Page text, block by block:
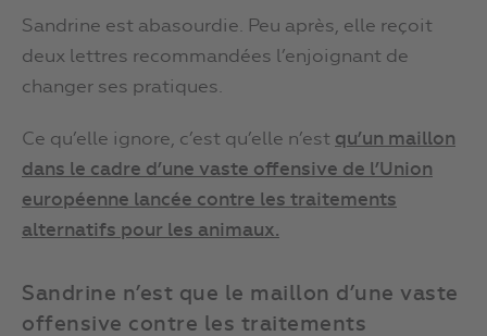
Sandrine est abasourdie. Peu après, elle reçoit
deux lettres recommandées l’enjoignant de
changer ses pratiques.
Ce qu’elle ignore, c’est qu’elle n’est qu’un maillon
dans le cadre d’une vaste offensive de l’Union
européenne lancée contre les traitements
alternatifs pour les animaux.
Sandrine n’est que le maillon d’une vaste
offensive contre les traitements